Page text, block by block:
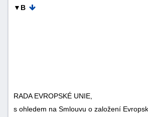
▼B
RADA EVROPSKÉ UNIE,
s ohledem na Smlouvu o založení